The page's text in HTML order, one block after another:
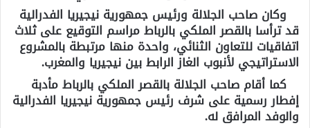
وكان صاحب الجلالة ورئيس جمهورية نيجيريا الفدرالية
قد ترأسا بالقصر الملكي بالرباط مراسم التوقيع على ثلاث
اتفاقيات للتعاون الثنائي، واحدة منها مرتبطة بالمشروع
الاستراتيجي لأنبوب الغاز الرابط بين نيجيريا والمغرب.
كما أقام صاحب الجلالة بالقصر الملكي بالرباط مأدبة
إفطار رسمية على شرف رئيس جمهورية نيجيريا الفدرالية
والوفد المرافق له.